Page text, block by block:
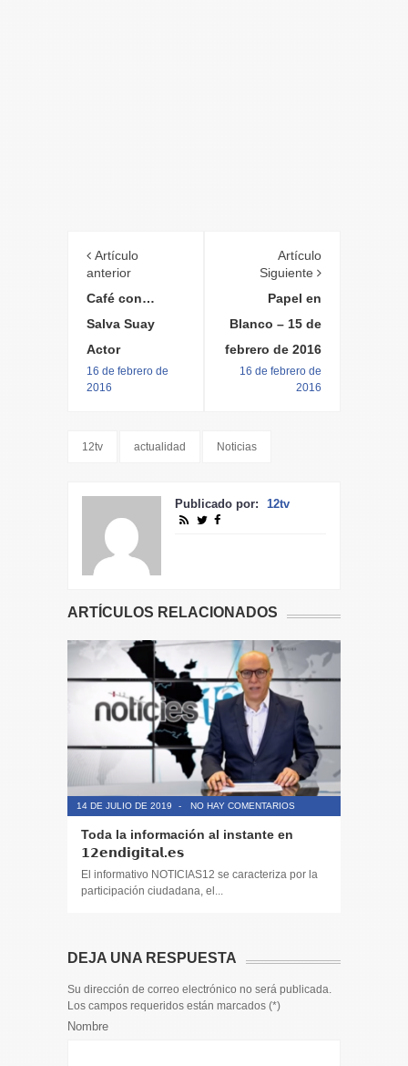
Artículo
anterior
Café con…
Salva Suay
Actor
16 de febrero de
2016
Artículo
Siguiente
Papel en
Blanco – 15 de
febrero de 2016
16 de febrero de
2016
12tv actualidad Noticias
Publicado por: 12tv
ARTÍCULOS RELACIONADOS
14 DE JULIO DE 2019 - NO HAY COMENTARIOS
Toda la información al instante en
𝟭𝟮𝗲𝗻𝗱𝗶𝗴𝗶𝘁𝗮𝗹.𝗲𝘀
El informativo NOTICIAS12 se caracteriza por la
participación ciudadana, el...
DEJA UNA RESPUESTA
Su dirección de correo electrónico no será publicada.
Los campos requeridos están marcados (*)
Nombre